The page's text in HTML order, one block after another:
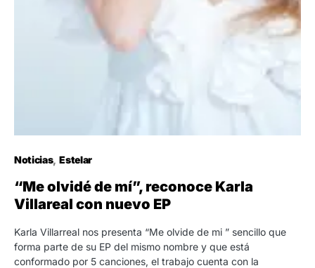
Noticias Estelar
“Me olvidé de mí”, reconoce Karla
Villareal con nuevo EP
Karla Villarreal nos presenta “Me olvide de mi ” sencillo que
forma parte de su EP del mismo nombre y que está
conformado por 5 canciones, el trabajo cuenta con la